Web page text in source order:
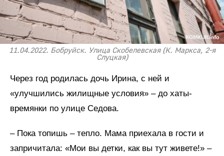
11.04.2022. Бобруйск. Улица Скобелевская (К. Маркса, 2-я
Слуцкая)
Через год родилась дочь Ирина, с ней и
«улучшились жилищные условия» – до хаты-
времянки по улице Седова.
– Пока топишь – тепло. Мама приехала в гости и
запричитала: «Мои вы детки, как вы тут живете!» –